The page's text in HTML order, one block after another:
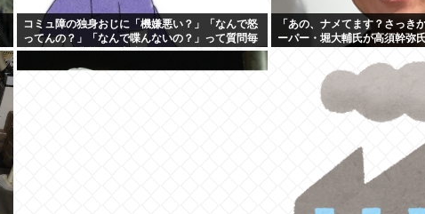
コミュ障の独身おじに「機嫌悪い？」「なんで怒
ってんの？」「なんで喋んないの？」って質問毎
日してたら盆前に仕事辞めててワロタwww
「あの、ナメてます？さっき
ーパー・堀大輔氏が高須幹弥